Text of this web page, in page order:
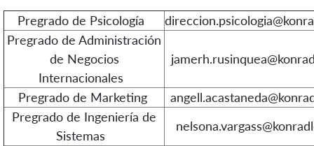
Pregrado de Psicología
Pregrado de Administración
de Negocios
Internacionales
Pregrado de Marketing
Pregrado de Ingeniería de
Sistemas